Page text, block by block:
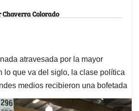
Colorado
atravesada por la mayor
lo que va del siglo, la clase política
medios recibieron una bofetada